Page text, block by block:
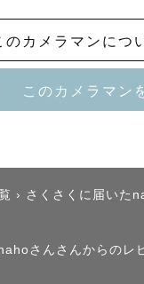
家族写真は少な
した時により一
のカメラマンにつ
› さくさくに届いた
さんさんからのレ